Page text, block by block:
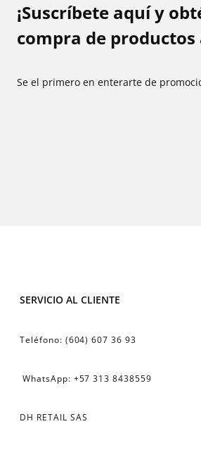
¡Suscríbete aquí y
compra de
Se el primero en enterarte de
SERVICIO AL CLIENTE
Teléfono: (604) 607 36 93
WhatsApp: +57 313 8438559
DH RETAIL SAS